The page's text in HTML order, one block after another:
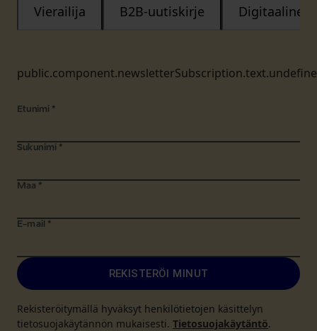
Vierailija B2B-uutiskirje Digitaalinen
Etunimi *
Sukunimi *
Maa *
E-mail *
REKISTERÖI MINUT
Rekisteröitymällä hyväksyt henkilötietojen käsittelyn
tietosuojakäytännön mukaisesti. Tietosuojakäytäntö.